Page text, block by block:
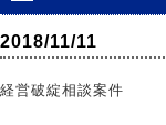
2018/11/11
経営破綻相談案件